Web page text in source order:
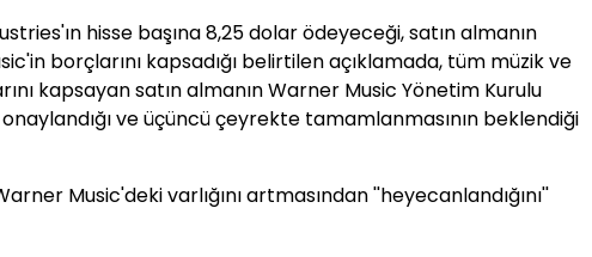
hisse başına 8,25 dolar ödeyeceği, satın almanın
borçlarını kapsadığı belirtilen açıklamada, tüm müzik ve
kapsayan satın almanın Warner Music Yönetim Kurulu
ve üçüncü çeyrekte tamamlanmasının beklendiği
Music'deki varlığını artmasından ''heyecanlandığını''